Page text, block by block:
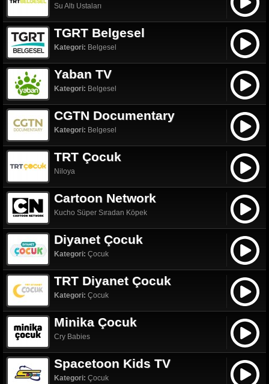
Su Altı Ustaları
TGRT Belgesel
Kategori: Belgesel
Yaban TV
Kategori: Belgesel
CGTN Documentary
Kategori: Belgesel
TRT Çocuk
Niloya
Cartoon Network
Kucho Süper Sıradan Köpek
Diyanet Çocuk
Kategori: Çocuk
TRT Diyanet Çocuk
Kategori: Çocuk
Minika Çocuk
Cry Babies
Spacetoon Kids TV
Kategori: Çocuk